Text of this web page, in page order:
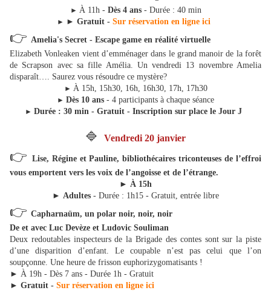
► À 11h - Dès 4 ans- Durée : 40 min
► ► Gratuit - Sur réservation en ligne ici
👉 Amelia's Secret - Escape game en réalité virtuelle
Elizabeth Vonleaken vient d’emménager dans le grand manoir de la forêt
de Scrapson avec sa fille Amélia. Un vendredi 13 novembre Amelia
disparaît…. Saurez vous résoudre ce mystère?
► À 15h, 15h30, 16h, 16h30, 17h, 17h30
► Dès 10 ans - 4 participants à chaque séance
► Durée : 30 min - Gratuit - Inscription sur place le Jour J
🔷 Vendredi 20 janvier
👉 Lise, Régine et Pauline, bibliothécaires triconteuses de l’effroi
vous emportent vers les voix de l’angoisse et de l’étrange.
► À 15h
► Adultes - Durée : 1h15 - Gratuit, entrée libre
👉 Capharnaüm, un polar noir, noir, noir
De et avec Luc Devèze et Ludovic Souliman
Deux redoutables inspecteurs de la Brigade des contes sont sur la piste
d’une disparition d’enfant. Le coupable n’est pas celui que l’on
soupçonne. Une heure de frisson euphorizygomatisants !
► À 19h - Dès 7 ans - Durée 1h - Gratuit
► Gratuit - Sur réservation en ligne ici